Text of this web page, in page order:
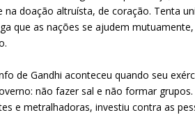
na doação altruísta, de coração. Tenta
que as nações se ajudem
de Gandhi aconteceu quando seu
não fazer sal e não formar
e metralhadoras, investiu contra as